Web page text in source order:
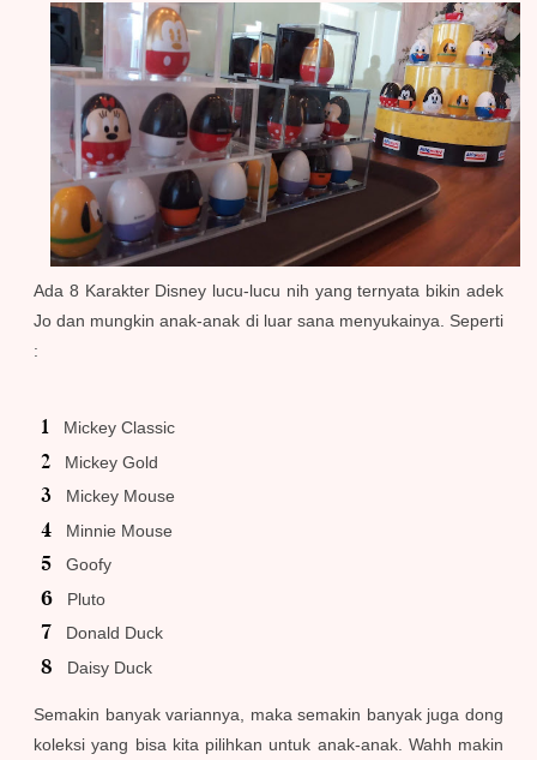
Ada 8 Karakter Disney lucu-lucu nih yang ternyata bikin adek
Jo dan mungkin anak-anak di luar sana menyukainya. Seperti
:
Mickey Classic
Mickey Gold
Mickey Mouse
Minnie Mouse
Goofy
Pluto
Donald Duck
Daisy Duck
Semakin banyak variannya, maka semakin banyak juga dong
koleksi yang bisa kita pilihkan untuk anak-anak. Wahh makin